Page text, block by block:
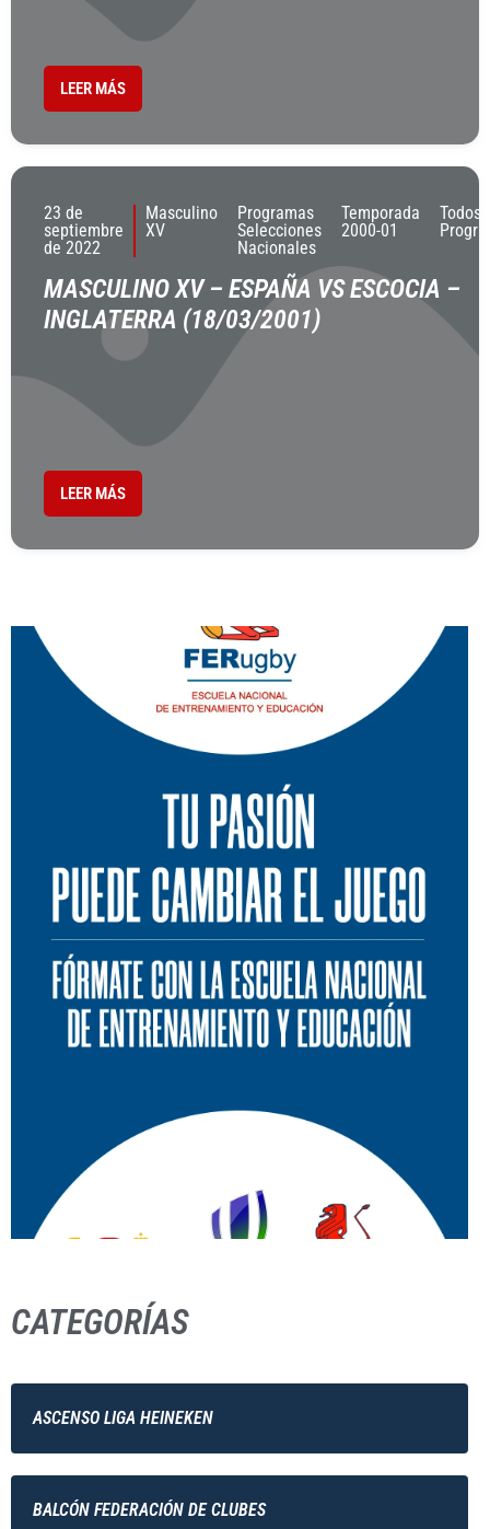
LEER MÁS
23 de
septiembre
de 2022
Masculino
XV
Programas
Selecciones
Nacionales
Temporada
2000-01
Todos
MASCULINO XV – ESPAÑA VS ESCOCIA –
INGLATERRA (18/03/2001)
LEER MÁS
CATEGORÍAS
ASCENSO LIGA HEINEKEN
BALCÓN FEDERACIÓN DE CLUBES